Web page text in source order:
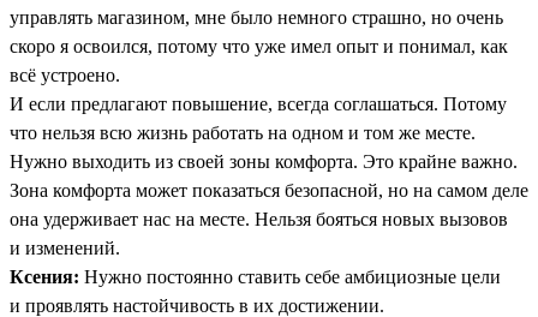
управлять магазином, мне было немного страшно, но очень
скоро я освоился, потому что уже имел опыт и понимал, как
всё устроено.
И если предлагают повышение, всегда соглашаться. Потому
что нельзя всю жизнь работать на одном и том же месте.
Нужно выходить из своей зоны комфорта. Это крайне важно.
Зона комфорта может показаться безопасной, но на самом деле
она удерживает нас на месте. Нельзя бояться новых вызовов
и изменений.
Ксения: Нужно постоянно ставить себе амбициозные цели
и проявлять настойчивость в их достижении.